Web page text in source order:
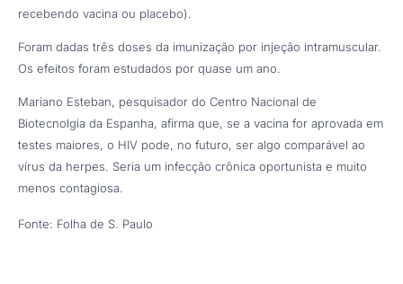
recebendo vacina ou placebo).
Foram dadas três doses da imunização por injeção intramuscular.
Os efeitos foram estudados por quase um ano.
Mariano Esteban, pesquisador do Centro Nacional de
Biotecnolgia da Espanha, afirma que, se a vacina for aprovada em
testes maiores, o HIV pode, no futuro, ser algo comparável ao
vírus da herpes. Seria um infecção crônica oportunista e muito
menos contagiosa.
Fonte: Folha de S. Paulo